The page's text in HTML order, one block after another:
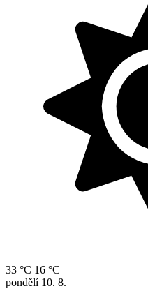
33 °C 16 °C
pondělí 10. 8.